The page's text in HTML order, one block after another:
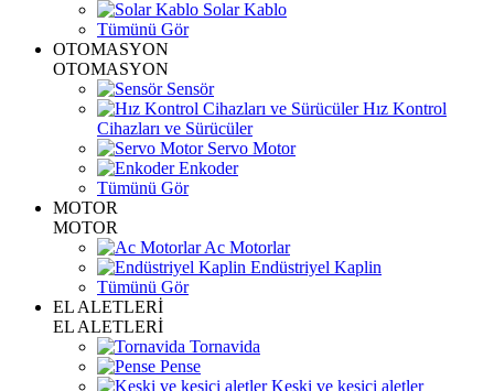
Solar Kablo
Tümünü Gör
OTOMASYON
OTOMASYON
Sensör
Hız Kontrol
Cihazları ve Sürücüler
Servo Motor
Enkoder
Tümünü Gör
MOTOR
MOTOR
Ac Motorlar
Endüstriyel Kaplin
Tümünü Gör
EL ALETLERİ
EL ALETLERİ
Tornavida
Pense
Keski ve kesici aletler